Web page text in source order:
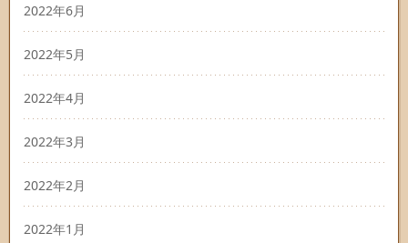
2022年6月
2022年5月
2022年4月
2022年3月
2022年2月
2022年1月